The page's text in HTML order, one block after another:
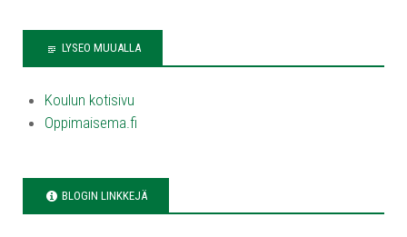
LYSEO MUUALLA
Koulun kotisivu
Oppimaisema.fi
BLOGIN LINKKEJÄ